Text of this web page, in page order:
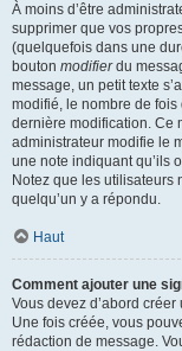
À moins d’être
supprimer que vos
(quelquefois dans une
bouton modifierdu
message, un petit texte
modifié, le nombre de fois
dernière modification. Ce
administrateur modifie le
une note indiquant qu’ils
Notez que les utilisateurs
quelqu’un y a répondu.
Haut
Comment ajouter une
Vous devez d’abord
Une fois créée, vous
rédaction de message.